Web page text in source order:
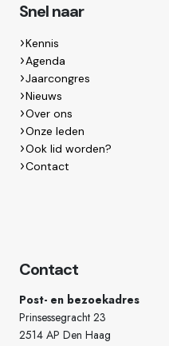
Snel naar
Kennis
Agenda
Jaarcongres
Nieuws
Over ons
Onze leden
Ook lid worden?
Contact
Contact
Post- en bezoekadres
Prinsessegracht 23
2514 AP Den Haag